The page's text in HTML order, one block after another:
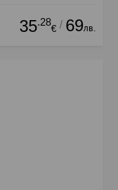
35.28
€ / 69лв.